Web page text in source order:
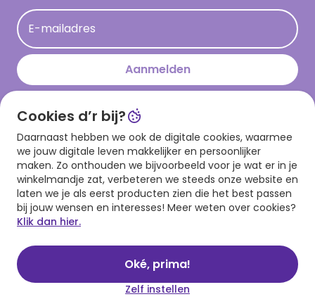
Acties
Persberichten
Leuke en grappige op kamp teksten
kamppost inspiratie
E-mailadres
Aanmelden
Download onze app
Cookies d’r bij?
Daarnaast hebben we ook de digitale cookies, waarmee
we jouw digitale leven makkelijker en persoonlijker
maken. Zo onthouden we bijvoorbeeld voor je wat er in je
winkelmandje zat, verbeteren we steeds onze website en
laten we je als eerst producten zien die het best passen
bij jouw wensen en interesses! Meer weten over cookies?
Klik dan hier.
Oké, prima!
Zelf instellen